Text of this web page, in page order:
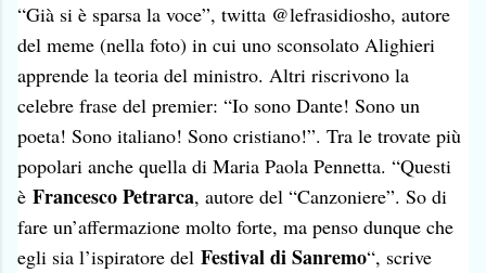
“Già si è sparsa la voce”, twitta @lefrasidiosho, autore
del meme (nella foto) in cui uno sconsolato Alighieri
apprende la teoria del ministro. Altri riscrivono la
celebre frase del premier: “Io sono Dante! Sono un
poeta! Sono italiano! Sono cristiano!”. Tra le trovate più
popolari anche quella di Maria Paola Pennetta. “Questi
è Francesco Petrarca, autore del “Canzoniere”. So di
fare un’affermazione molto forte, ma penso dunque che
egli sia l’ispiratore del Festival di Sanremo“, scrive